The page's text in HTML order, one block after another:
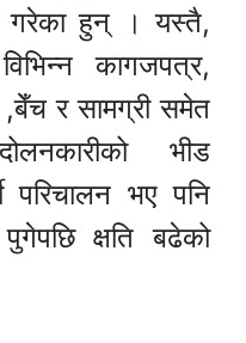
गरेका हुन् । यस्तै,
कागजपत्र,
र सामग्री समेत
भीड
परिचालन भए पनि
क्षति बढेको